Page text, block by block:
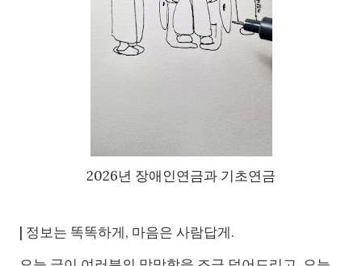
2026년 장애인연금과 기초연금
| 정보는 똑똑하게, 마음은 사람답게.